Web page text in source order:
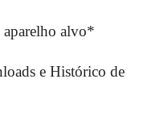
aparelho alvo*
e Histórico de